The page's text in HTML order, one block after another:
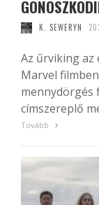
K. SEWERYN
Az űrviking az
Marvel
mennydörgés
címszereplő
Tovább